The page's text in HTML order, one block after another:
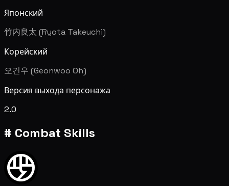
Японский
竹内良太 (Ryota Takeuchi)
Корейский
오건우 (Geonwoo Oh)
Версия выхода персонажа
2.0
# Combat Skills